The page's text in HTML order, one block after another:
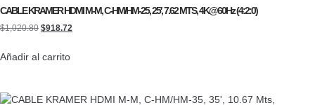
CABLE KRAMER HDMI M-M, C-HM/HM-25, 25′, 7.62 MTS, 4K@60Hz (4:2:0)
$1,020.80 $918.72
Añadir al carrito